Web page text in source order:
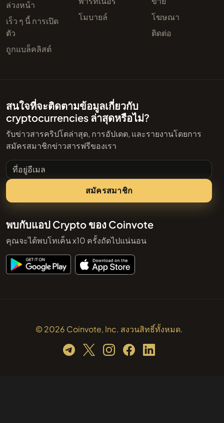
ล่วงหน้า
เร็ว ๆ นี้ การเปิด
ตัว
ถูกแบล็คลิสต์
โมบายล์
โฆษณา
ติดต่อ
สนใจที่จะติดตามข้อมูลเกี่ยวกับ
cryptocurrencies ล่าสุดหรือไม่?
รับข่าวสารคริปโตล่าสุด, การอัปเดต, และรายงานโดยการ
สมัครสมาชิกข่าวสารฟรีของเรา
ที่อยู่อีเมล
สมัครสมาชิก
พบกับแอป Crypto ของ Coinvote
คุณจะได้พบโทเค็น x10 ครั้งถัดไปแน่นอน
© 2026 Coinvote, Inc. สงวนสิทธิ์ทั้งหมด.